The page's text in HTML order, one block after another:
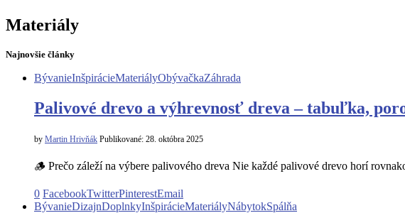
Materiály
Najnovšie články
BývanieInšpirácieMateriályObývačkaZáhrada
Palivové drevo a výhrevnosť dreva – tabuľka,
by Martin Hrivňák Publikované: 28. októbra 2025
🪵 Prečo záleží na výbere palivového dreva Nie každé palivové drevo horí
0 FacebookTwitterPinterestEmail
BývanieDizajnDoplnkyInšpirácieMateriályNábytokSpálňa